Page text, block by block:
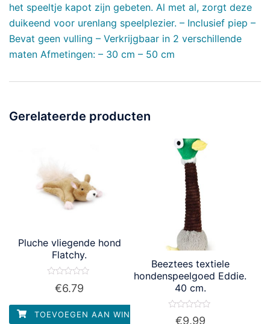
het speeltje kapot zijn gebeten. Al met al, zorgt deze
duikeend voor urenlang speelplezier. – Inclusief piep –
Bevat geen vulling – Verkrijgbaar in 2 verschillende
maten Afmetingen: – 30 cm – 50 cm
Gerelateerde producten
Pluche vliegende hond
Flatchy.
Waardering
5
€6.79
TOEVOEGEN AAN WINKELWAGEN
Beeztees textiele
hondenspeelgoed Eddie.
40 cm.
Waardering
€9.99